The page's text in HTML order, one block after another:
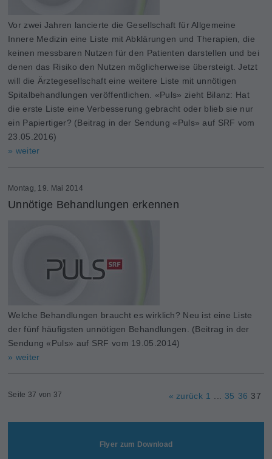
Vor zwei Jahren lancierte die Gesellschaft für Allgemeine
Innere Medizin eine Liste mit Abklärungen und Therapien, die
keinen messbaren Nutzen für den Patienten darstellen und bei
denen das Risiko den Nutzen möglicherweise übersteigt. Jetzt
will die Ärztegesellschaft eine weitere Liste mit unnötigen
Spitalbehandlungen veröffentlichen. «Puls» zieht Bilanz: Hat
die erste Liste eine Verbesserung gebracht oder blieb sie nur
ein Papiertiger? (Beitrag in der Sendung «Puls» auf SRF vom
23.05.2016)
» weiter
Montag, 19. Mai 2014
Unnötige Behandlungen erkennen
Welche Behandlungen braucht es wirklich? Neu ist eine Liste
der fünf häufigsten unnötigen Behandlungen. (Beitrag in der
Sendung «Puls» auf SRF vom 19.05.2014)
» weiter
Seite 37 von 37 « zurück 1 35 36 37
Flyer zum Download